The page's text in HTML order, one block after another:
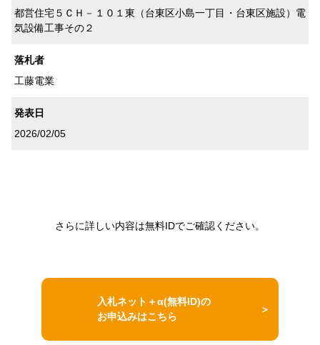
都営住宅５ＣＨ－１０１東（台東区小島一丁目・台東区施設）電
気設備工事その２
落札者
工藤電業
発表日
2026/02/05
さらに詳しい内容は無料IDでご確認ください。
入札ネット＋α(無料ID)の
お申込みはこちら